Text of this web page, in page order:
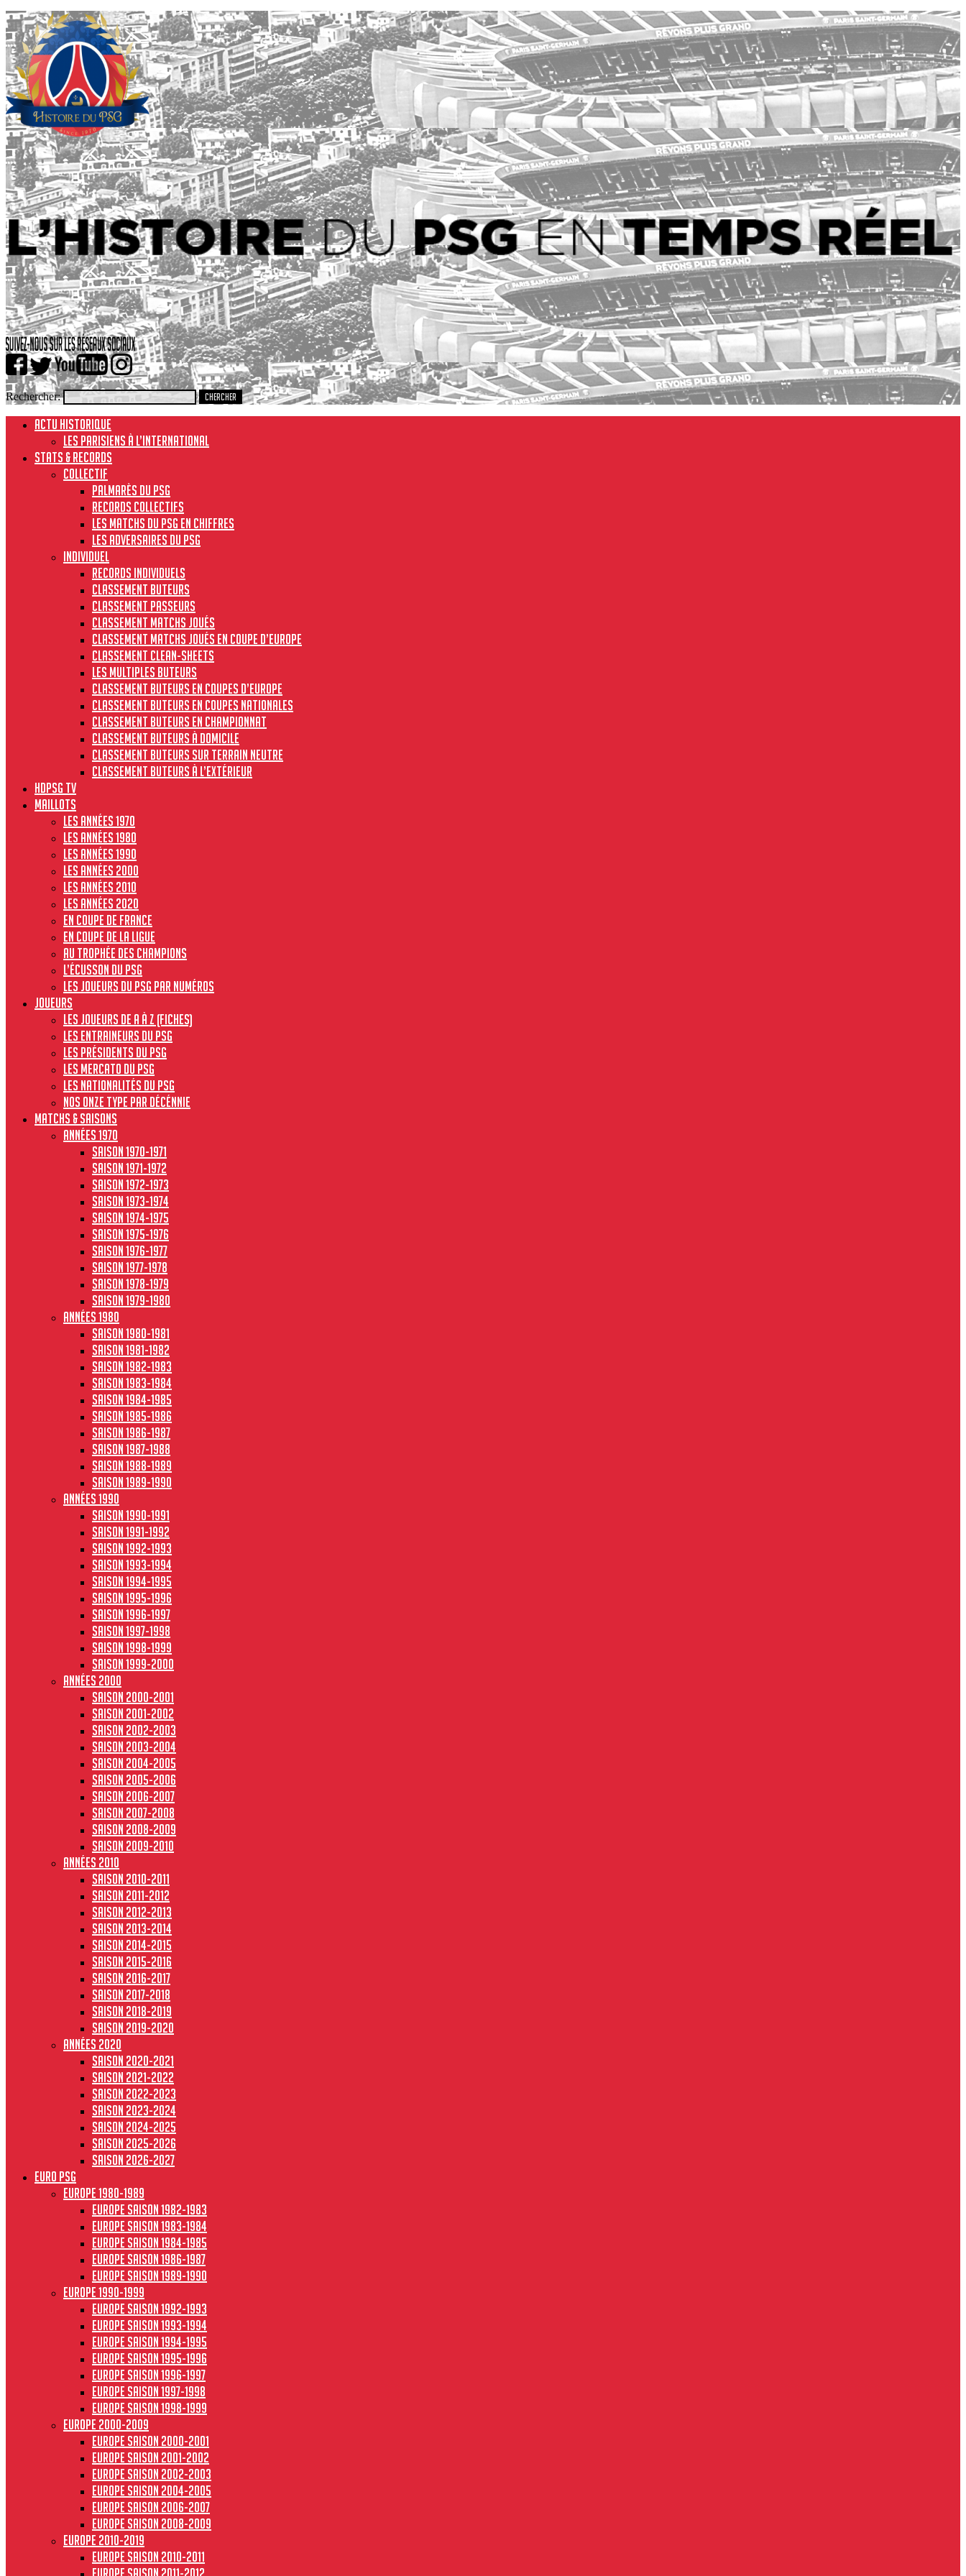
Rechercher:
ACTU HISTORIQUE
Les Parisiens à l’international
STATS & RECORDS
Collectif
Palmarès du PSG
Records collectifs
Les matchs du PSG en chiffres
Les adversaires du PSG
Individuel
Records individuels
Classement buteurs
Classement passeurs
Classement matchs joués
Classement matchs joués en Coupe d’Europe
Classement clean-sheets
Les multiples buteurs
Classement buteurs en coupes d’Europe
Classement buteurs en coupes nationales
Classement buteurs en championnat
Classement buteurs à domicile
Classement buteurs sur terrain neutre
Classement buteurs à l’extérieur
HdPSG TV
MAILLOTS
Les années 1970
Les années 1980
Les années 1990
Les années 2000
Les années 2010
Les années 2020
En Coupe de France
En Coupe de la Ligue
Au Trophée des Champions
L’écusson du PSG
Les joueurs du PSG par numéros
JOUEURS
Les joueurs de A à Z (fiches)
Les entraineurs du PSG
Les présidents du PSG
Les Mercato du PSG
Les nationalités du PSG
Nos onze type par décénnie
MATCHS & SAISONS
Années 1970
Saison 1970-1971
Saison 1971-1972
Saison 1972-1973
Saison 1973-1974
Saison 1974-1975
Saison 1975-1976
Saison 1976-1977
Saison 1977-1978
Saison 1978-1979
Saison 1979-1980
Années 1980
Saison 1980-1981
Saison 1981-1982
Saison 1982-1983
Saison 1983-1984
Saison 1984-1985
Saison 1985-1986
Saison 1986-1987
Saison 1987-1988
Saison 1988-1989
Saison 1989-1990
Années 1990
Saison 1990-1991
Saison 1991-1992
Saison 1992-1993
Saison 1993-1994
Saison 1994-1995
Saison 1995-1996
Saison 1996-1997
Saison 1997-1998
Saison 1998-1999
Saison 1999-2000
Années 2000
Saison 2000-2001
Saison 2001-2002
Saison 2002-2003
Saison 2003-2004
Saison 2004-2005
Saison 2005-2006
Saison 2006-2007
Saison 2007-2008
Saison 2008-2009
Saison 2009-2010
Années 2010
Saison 2010-2011
Saison 2011-2012
Saison 2012-2013
Saison 2013-2014
Saison 2014-2015
Saison 2015-2016
Saison 2016-2017
Saison 2017-2018
Saison 2018-2019
Saison 2019-2020
Années 2020
Saison 2020-2021
Saison 2021-2022
Saison 2022-2023
Saison 2023-2024
Saison 2024-2025
Saison 2025-2026
Saison 2026-2027
Euro PSG
Europe 1980-1989
Europe saison 1982-1983
Europe Saison 1983-1984
Europe saison 1984-1985
Europe saison 1986-1987
Europe saison 1989-1990
Europe 1990-1999
Europe saison 1992-1993
Europe saison 1993-1994
Europe saison 1994-1995
Europe saison 1995-1996
Europe saison 1996-1997
Europe Saison 1997-1998
Europe saison 1998-1999
Europe 2000-2009
Europe saison 2000-2001
Europe saison 2001-2002
Europe saison 2002-2003
Europe saison 2004-2005
Europe saison 2006-2007
Europe saison 2008-2009
Europe 2010-2019
Europe saison 2010-2011